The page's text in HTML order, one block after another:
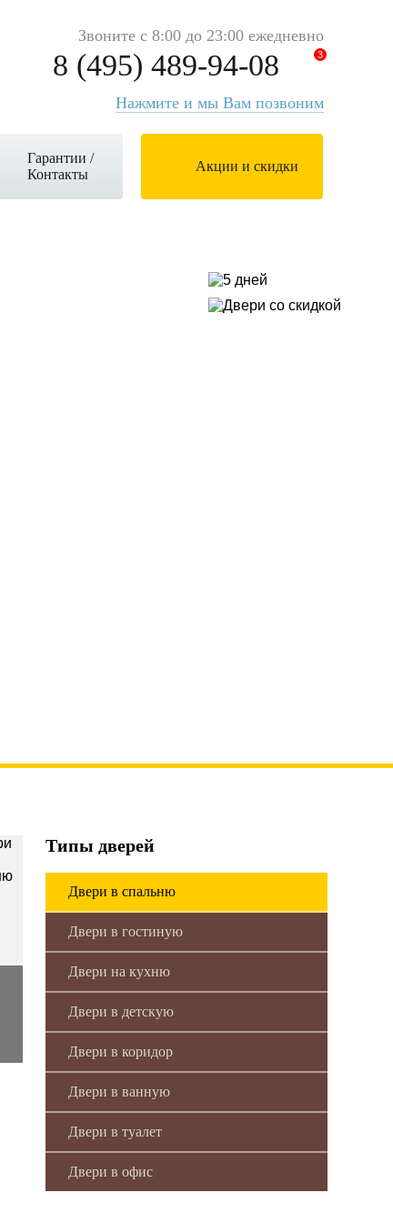
Звоните с 8:00 до 23:00 ежедневно
8 (495) 489-94-08 3
Нажмите и мы Вам позвоним
Гарантии /
Контакты
Акции и скидки
Типы дверей
Двери в спальню
Двери в гостиную
Двери на кухню
Двери в детскую
Двери в коридор
Двери в ванную
Двери в туалет
Двери в офис